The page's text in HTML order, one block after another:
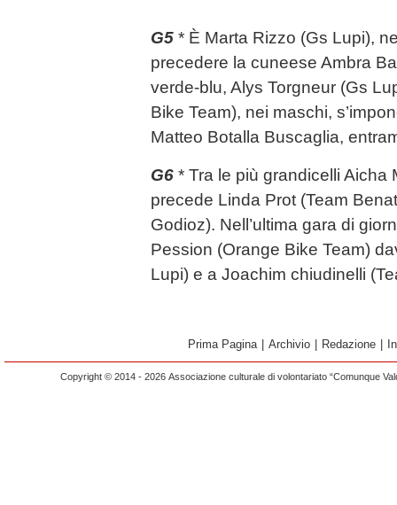
G5 * È Marta Rizzo (Gs Lupi),
precedere la cuneese Ambra
verde-blu, Alys Torgneur (Gs
Bike Team), nei maschi,
Matteo Botalla Buscaglia,
G6 * Tra le più grandicelli Aicha
precede Linda Prot (Team
Godioz). Nell’ultima gara di
Pession (Orange Bike Team)
Lupi) e a Joachim chiudinelli
Prima Pagina | Archivio | Redazione |
Copyright © 2014 - 2026 Associazione culturale di volontariato “Comunque